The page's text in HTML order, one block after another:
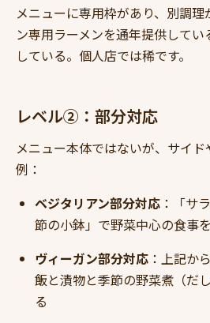
メニューに専用枠があり、別調
ン専用ラーメンを通年提供して
している。個人店では稀です。
レベル②：部分対応
メニュー本体ではないが、サイド
例：
ベジタリアン部分対応 ：「サ
節の小鉢」で野菜中心の食事
ヴィーガン部分対応 ：上記か
飯と漬物と季節の野菜煮（だ
る